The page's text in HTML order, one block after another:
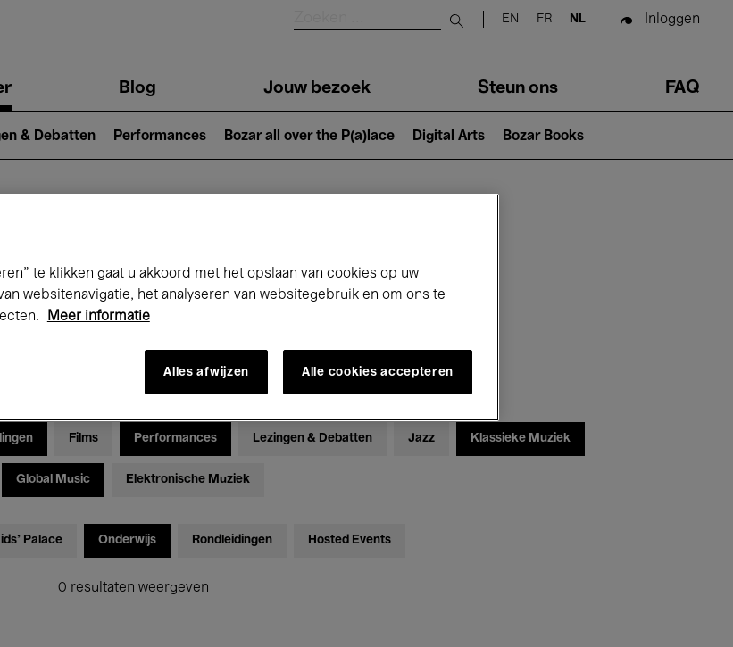
Submit search
EN FR NL Inloggen
Blog Jouw bezoek Steun ons FAQ
& Debatten Performances Bozar all over the P(a)lace Digital Arts Bozar Books
Films Performances Lezingen & Debatten Jazz Klassieke Muziek
Global Music Elektronische Muziek
Palace Onderwijs Rondleidingen Hosted Events
0 resultaten weergeven
te klikken gaat u akkoord met het opslaan van cookies op uw
websitenavigatie, het analyseren van websitegebruik en om ons te
Meer informatie
Alles afwijzen Alle cookies accepteren